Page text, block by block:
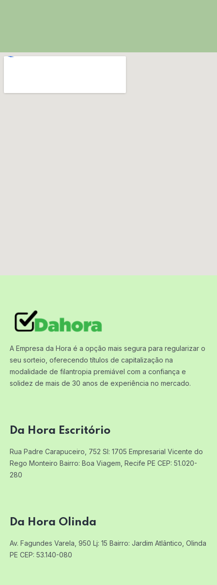
A Empresa da Hora é a opção mais segura para regularizar o
seu sorteio, oferecendo títulos de capitalização na
modalidade de filantropia premiável com a confiança e
solidez de mais de 30 anos de experiência no mercado.
Da Hora Escritório
Rua Padre Carapuceiro, 752 Sl: 1705 Empresarial Vicente do
Rego Monteiro Bairro: Boa Viagem, Recife PE CEP: 51.020-
280
Da Hora Olinda
Av. Fagundes Varela, 950 Lj: 15 Bairro: Jardim Atlântico, Olinda
PE CEP: 53.140-080